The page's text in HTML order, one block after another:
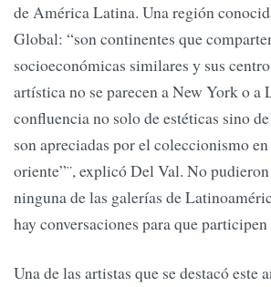
de América Latina. Una región
Global: “son continentes que
socioeconómicas similares y sus
artística no se parecen a New York o a
confluencia no solo de estéticas sino
son apreciadas por el coleccionismo
oriente”¨, explicó Del Val. No
ninguna de las galerías de
hay conversaciones para que
Una de las artistas que se destacó este